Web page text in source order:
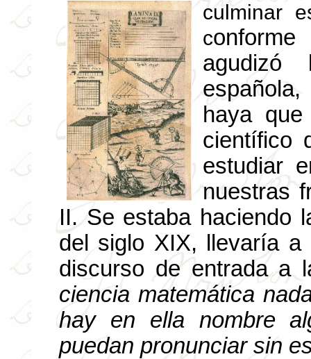
culminar
c
agudizó
haya
científico
estudiar
nuestras
II. Se estaba haciendo
del siglo XIX, llevaría
discurso de entrada a
ciencia matemática
hay en ella nombre
puedan pronunciar sin